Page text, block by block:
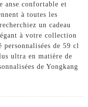
anse confortable et
à toutes les
un cadeau
à votre collection
personnalisées de 59 cl
ultra en matière de
de Yongkang